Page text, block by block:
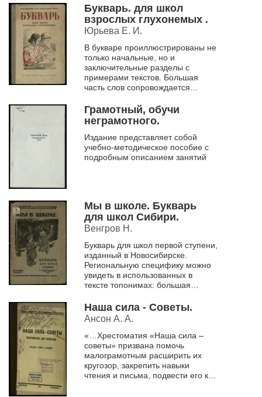
образцах молитвословий,
гражданский – н...
Букварь. для школ
взрослых глухонемых .
Юрьева Е. И.
В букваре проиллюстрированы не
только начальные, но и
заключительные разделы с
примерами текстов. Большая
часть слов сопровождается
языке жестов.
Тексты для чтения очень кратки,...
Грамотный, обучи
неграмотного.
Издание представляет собой
учебно-методическое пособие с
подробным описанием занятий
Мы в школе. Букварь
для школ Сибири.
Венгров Н.
Букварь для школ первой ступени,
изданный в Новосибирске.
Региональную специфику можно
увидеть в использованных в
тексте топонимах: большая
Хановка, Каменка.
Наша сила - Советы.
Ансон А. А.
«…Хрестоматия «Наша сила –
советы» призвана помочь
малограмотным расширить их
кругозор, закрепить навыки
чтения и письма, подвести его к